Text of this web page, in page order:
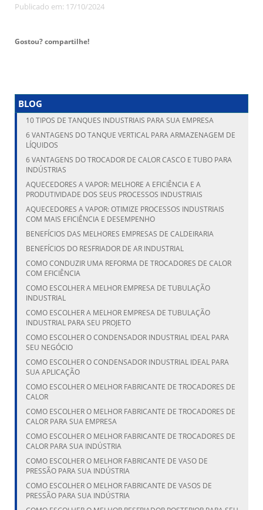
Publicado em: 17/10/2024
Gostou? compartilhe!
BLOG
10 TIPOS DE TANQUES INDUSTRIAIS PARA SUA EMPRESA
6 VANTAGENS DO TANQUE VERTICAL PARA ARMAZENAGEM DE
LÍQUIDOS
6 VANTAGENS DO TROCADOR DE CALOR CASCO E TUBO PARA
INDÚSTRIAS
AQUECEDORES A VAPOR: MELHORE A EFICIÊNCIA E A
PRODUTIVIDADE DOS SEUS PROCESSOS INDUSTRIAIS
AQUECEDORES A VAPOR: OTIMIZE PROCESSOS INDUSTRIAIS
COM MAIS EFICIÊNCIA E DESEMPENHO
BENEFÍCIOS DAS MELHORES EMPRESAS DE CALDEIRARIA
BENEFÍCIOS DO RESFRIADOR DE AR INDUSTRIAL
COMO CONDUZIR UMA REFORMA DE TROCADORES DE CALOR
COM EFICIÊNCIA
COMO ESCOLHER A MELHOR EMPRESA DE TUBULAÇÃO
INDUSTRIAL
COMO ESCOLHER A MELHOR EMPRESA DE TUBULAÇÃO
INDUSTRIAL PARA SEU PROJETO
COMO ESCOLHER O CONDENSADOR INDUSTRIAL IDEAL PARA
SEU NEGÓCIO
COMO ESCOLHER O CONDENSADOR INDUSTRIAL IDEAL PARA
SUA APLICAÇÃO
COMO ESCOLHER O MELHOR FABRICANTE DE TROCADORES DE
CALOR
COMO ESCOLHER O MELHOR FABRICANTE DE TROCADORES DE
CALOR PARA SUA EMPRESA
COMO ESCOLHER O MELHOR FABRICANTE DE TROCADORES DE
CALOR PARA SUA INDÚSTRIA
COMO ESCOLHER O MELHOR FABRICANTE DE VASO DE
PRESSÃO PARA SUA INDÚSTRIA
COMO ESCOLHER O MELHOR FABRICANTE DE VASOS DE
PRESSÃO PARA SUA INDÚSTRIA